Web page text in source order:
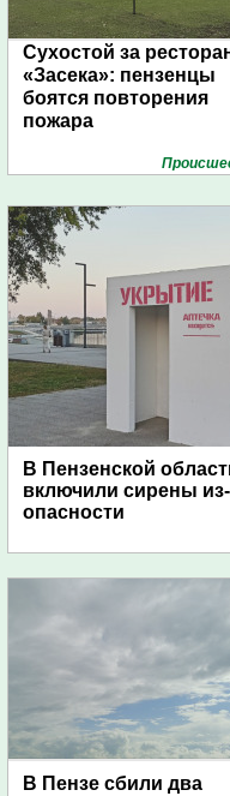
Сухостой за
«Засека»: пензенцы
боятся повторения
пожара
В Пензенской
включили сирены из-
опасности
В Пензе сбили два